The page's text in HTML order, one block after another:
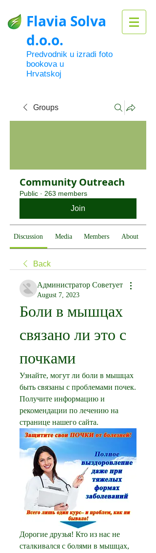
Flavia Solva
d.o.o.
Predvodnik u izradi foto
bookova u
Hrvatskoj
Groups
Community Outreach
Public · 263 members
Join
Discussion Media Members About
Back
Администратор Советует
August 7, 2023
Боли в мышцах
связано ли это с
почками
Узнайте, могут ли боли в мышцах
быть связаны с проблемами почек.
Получите информацию и
рекомендации по лечению на
странице нашего сайта.
Дорогие друзья! Кто из нас не
сталкивался с болями в мышцах,